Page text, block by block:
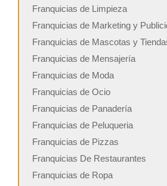
Franquicias de Limpieza
Franquicias de Marketing y
Franquicias de Mascotas y
Franquicias de Mensajería
Franquicias de Moda
Franquicias de Ocio
Franquicias de Panadería
Franquicias de Peluqueria
Franquicias de Pizzas
Franquicias De Restaurantes
Franquicias de Ropa